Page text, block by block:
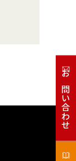
お問い合わせ